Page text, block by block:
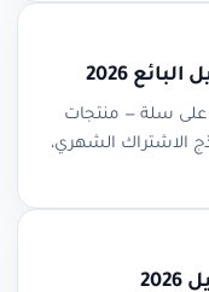
2026
على سلة — منتجات
الاشتراك الشهري،